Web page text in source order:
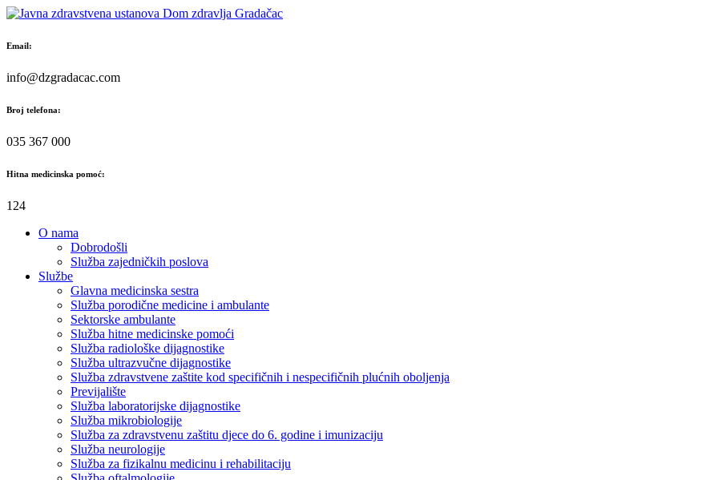
Skip
content
Email:
info@dzgradacac.com
Broj telefona:
035 367 000
Hitna medicinska pomoć:
124
O nama
Dobrodošli
Služba zajedničkih poslova
Službe
Glavna medicinska sestra
Služba porodične medicine i ambulante
Sektorske ambulante
Služba hitne medicinske pomoći
Služba radiološke dijagnostike
Služba ultrazvučne dijagnostike
Služba zdravstvene zaštite kod specifičnih i nespecifičnih plućnih oboljenja
Previjalište
Služba laboratorijske dijagnostike
Služba mikrobiologije
Služba za zdravstvenu zaštitu djece do 6. godine i imunizaciju
Služba neurologije
Služba za fizikalnu medicinu i rehabilitaciju